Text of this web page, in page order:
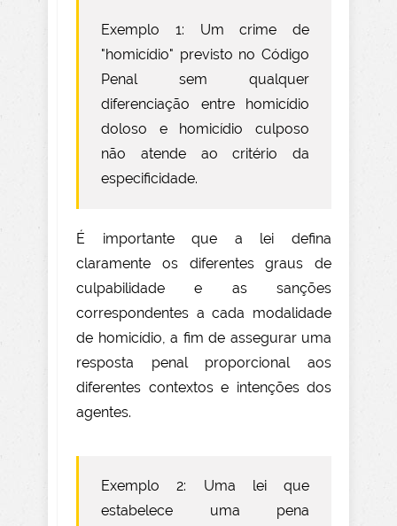
Exemplo 1: Um crime de
"homicídio" previsto no Código
Penal sem qualquer
diferenciação entre homicídio
doloso e homicídio culposo
não atende ao critério da
especificidade.
É importante que a lei defina
claramente os diferentes graus de
culpabilidade e as sanções
correspondentes a cada modalidade
de homicídio, a fim de assegurar uma
resposta penal proporcional aos
diferentes contextos e intenções dos
agentes.
Exemplo 2: Uma lei que
estabelece uma pena